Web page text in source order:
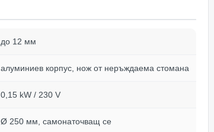
до 12 мм
алуминиев корпус, нож от неръждаема стомана
0,15 kW / 230 V
Ø 250 мм, самонаточващ се